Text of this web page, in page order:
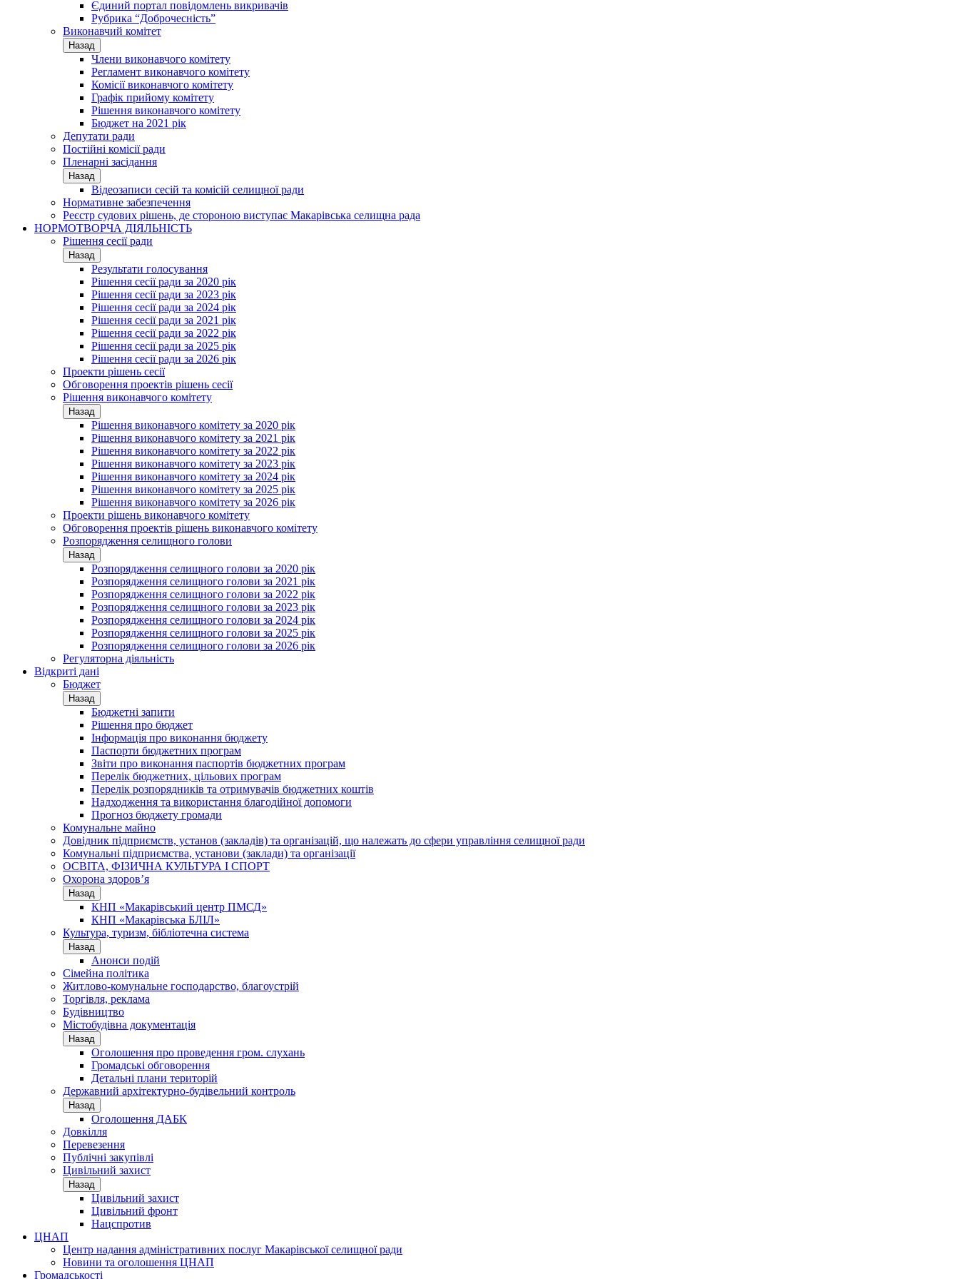
Єдиний портал повідомлень викривачів
Рубрика “Доброчесність”
Виконавчий комітет
Назад
Члени виконавчого комітету
Регламент виконавчого комітету
Комісії виконавчого комітету
Графік прийому комітету
Рішення виконавчого комітету
Бюджет на 2021 рік
Депутати ради
Постійні комісії ради
Пленарні засідання
Назад
Відеозаписи сесій та комісій селищної ради
Нормативне забезпечення
Реєстр судових рішень, де стороною виступає Макарівська селищна рада
НОРМОТВОРЧА ДІЯЛЬНІСТЬ
Рішення сесії ради
Назад
Результати голосування
Рішення сесії ради за 2020 рік
Рішення сесії ради за 2023 рік
Рішення сесії ради за 2024 рік
Рішення сесії ради за 2021 рік
Рішення сесії ради за 2022 рік
Рішення сесії ради за 2025 рік
Рішення сесії ради за 2026 рік
Проекти рішень сесії
Обговорення проектів рішень сесії
Рішення виконавчого комітету
Назад
Рішення виконавчого комітету за 2020 рік
Рішення виконавчого комітету за 2021 рік
Рішення виконавчого комітету за 2022 рік
Рішення виконавчого комітету за 2023 рік
Рішення виконавчого комітету за 2024 рік
Рішення виконавчого комітету за 2025 рік
Рішення виконавчого комітету за 2026 рік
Проекти рішень виконавчого комітету
Обговорення проектів рішень виконавчого комітету
Розпорядження селищного голови
Назад
Розпорядження селищного голови за 2020 рік
Розпорядження селищного голови за 2021 рік
Розпорядження селищного голови за 2022 рік
Розпорядження селищного голови за 2023 рік
Розпорядження селищного голови за 2024 рік
Розпорядження селищного голови за 2025 рік
Розпорядження селищного голови за 2026 рік
Регуляторна діяльність
Відкриті дані
Бюджет
Назад
Бюджетні запити
Рішення про бюджет
Інформація про виконання бюджету
Паспорти бюджетних програм
Звіти про виконання паспортів бюджетних програм
Перелік бюджетних, цільових програм
Перелік розпорядників та отримувачів бюджетних коштів
Надходження та використання благодійної допомоги
Прогноз бюджету громади
Комунальне майно
Довідник підприємств, установ (закладів) та організацій, що належать до сфери управління селищної ради
Комунальні підприємства, установи (заклади) та організації
ОСВІТА, ФІЗИЧНА КУЛЬТУРА І СПОРТ
Охорона здоров’я
Назад
КНП «Макарівський центр ПМСД»
КНП «Макарівська БЛІЛ»
Культура, туризм, бібліотечна система
Назад
Анонси подій
Сімейна політика
Житлово-комунальне господарство, благоустрій
Торгівля, реклама
Будівництво
Містобудівна документація
Назад
Оголошення про проведення гром. слухань
Громадські обговорення
Детальні плани територій
Державний архітектурно-будівельний контроль
Назад
Оголошення ДАБК
Довкілля
Перевезення
Публічні закупівлі
Цивільний захист
Назад
Цивільний захист
Цивільний фронт
Нацспротив
ЦНАП
Центр надання адміністративних послуг Макарівської селищної ради
Новини та оголошення ЦНАП
Громадськості